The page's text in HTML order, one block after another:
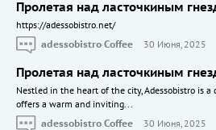
Пролетая над ласточкиным
https://adessobistro.net/
adessobistro Coffee
30 Июня, 2025
Пролетая над ласточкиным
Nestled in the heart of the city, Adessobistro is
offers a warm and inviting...
adessobistro Coffee
30 Июня, 2025